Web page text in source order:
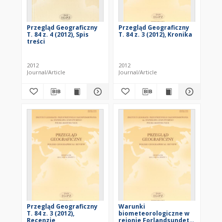
Przegląd Geograficzny
T. 84 z. 4 (2012), Spis
treści
2012
Journal/Article
Przegląd Geograficzny
T. 84 z. 3 (2012), Kronika
2012
Journal/Article
Przegląd Geograficzny
T. 84 z. 3 (2012),
Recenzje
Warunki
biometeorologiczne w
rejonie Forlandsundet